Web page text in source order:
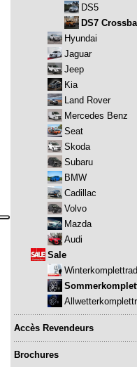
DS5
DS7
Hyundai
Jaguar
Jeep
Kia
Land Rover
Mercedes Benz
Seat
Skoda
Subaru
BMW
Cadillac
Volvo
Mazda
Audi
Sale
Winterkomplettrad
Accès Revendeurs
Brochures